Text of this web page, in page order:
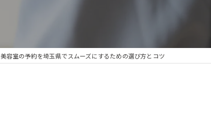
美容室の予約を埼玉県でスムーズにするための選び方とコツ